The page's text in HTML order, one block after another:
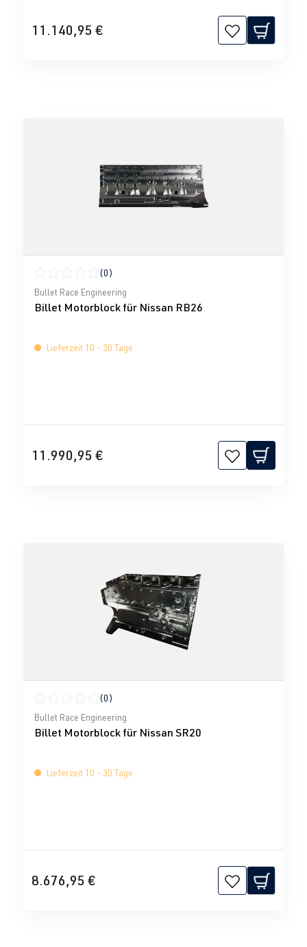
11.140,95 €
Durchschnittliche Bewertung von 0 von 5 Sternen
(0)
Bullet Race Engineering
Billet Motorblock für Nissan RB26
Lieferzeit 10 - 30 Tage
11.990,95 €
Durchschnittliche Bewertung von 0 von 5 Sternen
(0)
Bullet Race Engineering
Billet Motorblock für Nissan SR20
Lieferzeit 10 - 30 Tage
8.676,95 €